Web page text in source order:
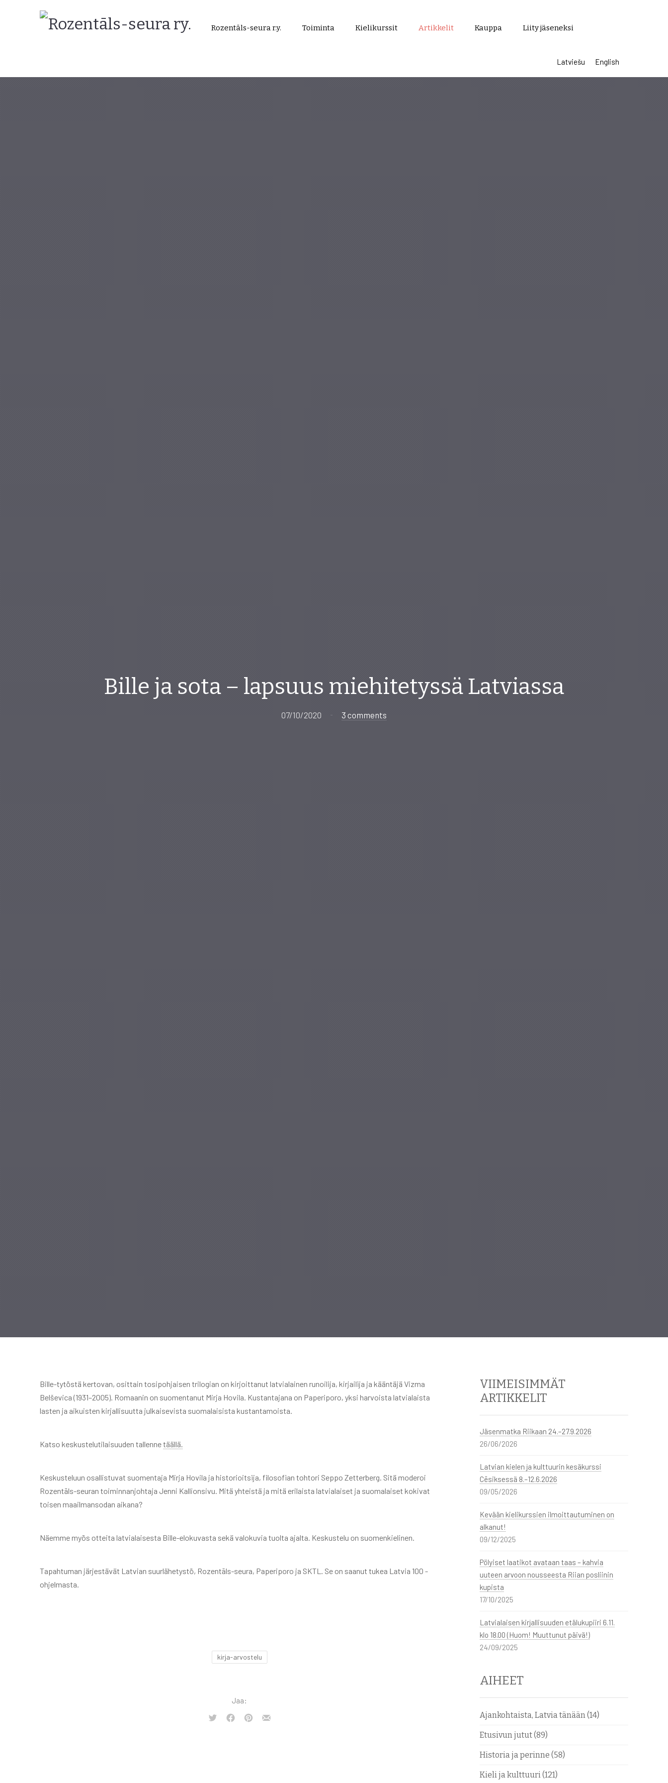
Rozentāls-
ry.
Rozentāls-seura r.y. Toiminta Kielikurssit Artikkelit Kauppa Liity jäseneksi
Latviešu English
Bille ja sota – lapsuus miehitetyssä Latviassa
07/10/2020 3 comments
Bille-tytöstä kertovan, osittain tosipohjaisen trilogian on kirjoittanut latvialainen runoilija, kirjailija ja kääntäjä Vizma
Belševica (1931–2005). Romaanin on suomentanut Mirja Hovila. Kustantajana on Paperiporo, yksi harvoista latvialaista
lasten ja aikuisten kirjallisuutta julkaisevista suomalaisista kustantamoista.
Katso keskustelutilaisuuden tallennetäällä.
Keskusteluun osallistuvat suomentaja Mirja Hovila ja historioitsija, filosofian tohtori Seppo Zetterberg. Sitä moderoi
Rozentāls-seuran toiminnanjohtaja Jenni Kallionsivu. Mitä yhteistä ja mitä erilaista latvialaiset ja suomalaiset kokivat
toisen maailmansodan aikana?
Näemme myös otteita latvialaisesta Bille-elokuvasta sekä valokuvia tuolta ajalta. Keskustelu on suomenkielinen.
Tapahtuman järjestävät Latvian suurlähetystö, Rozentāls-seura, Paperiporo ja SKTL. Se on saanut tukea Latvia 100 -
ohjelmasta.
kirja-arvostelu
Jaa:
Tweet
Share
Share
VIIMEISIMMÄT
ARTIKKELIT
Jäsenmatka Riikaan 24.–27.9.2026
26/06/2026
Latvian kielen ja kulttuurin kesäkurssi
Cēsiksessä 8.–12.6.2026
09/05/2026
Kevään kielikurssien ilmoittautuminen on
alkanut!
09/12/2025
Pölyiset laatikot avataan taas – kahvia
uuteen arvoon nousseesta Riian posliinin
kupista
17/10/2025
Latvialaisen kirjallisuuden etälukupiiri 6.11.
klo 18.00 (Huom! Muuttunut päivä!)
24/09/2025
AIHEET
Ajankohtaista, Latvia tänään(14)
Etusivun jutut(89)
Historia ja perinne (58)
Kieli ja kulttuuri(121)